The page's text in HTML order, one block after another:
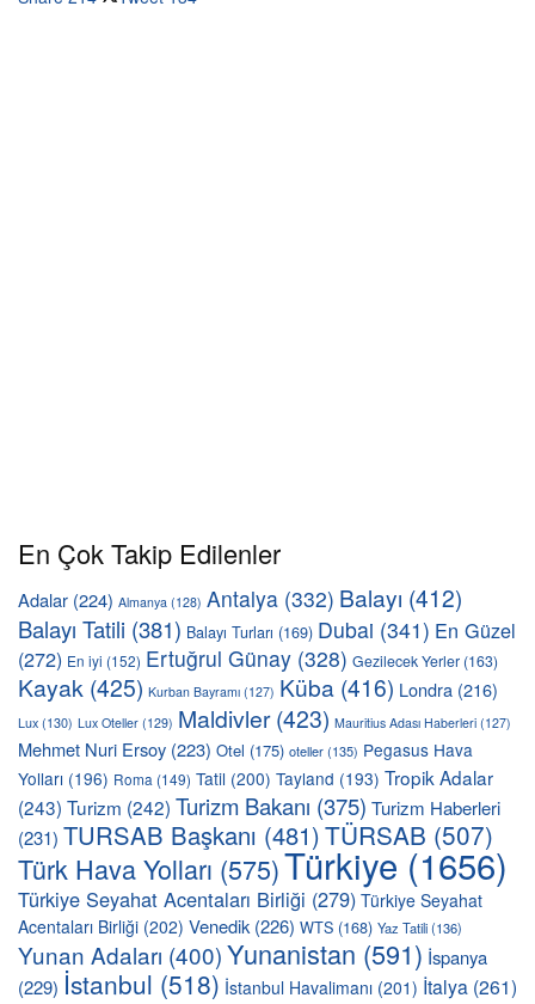
En Çok Takip Edilenler
Adalar (224) Almanya (128) Antalya (332) Balayı (412)
Balayı Tatili (381) Balayı Turları (169) Dubai (341) En Güzel
(272) En iyi (152) Ertuğrul Günay (328) Gezilecek Yerler (163)
Kayak (425) Kurban Bayramı (127) Küba (416) Londra (216)
Lux (130) Lux Oteller (129) Maldivler(423) Mauritius Adası Haberleri (127)
Mehmet Nuri Ersoy (223) Otel (175) oteller(135) Pegasus Hava
Yolları (196) Roma (149) Tatil (200) Tayland (193) Tropik Adalar
(243) Turizm (242) Turizm Bakanı (375) Turizm Haberleri
(231) TURSAB Başkanı (481)TÜRSAB (507)
Türk Hava Yolları (575)Türkiye (1656)
Türkiye Seyahat Acentaları Birliği (279) Türkiye Seyahat
Acentaları Birliği (202) Venedik (226) WTS (168) Yaz Tatili(136)
Yunan Adaları (400)Yunanistan (591) İspanya
(229) İstanbul (518) İstanbul Havalimanı (201) İtalya (261)